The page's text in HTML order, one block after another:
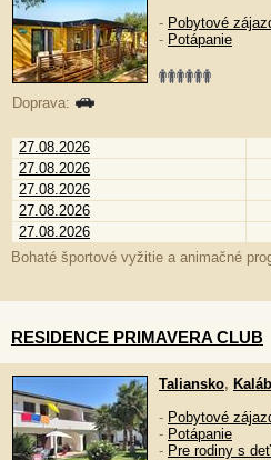
- Pobytové
- Potápanie
Doprava:
27.08.2026
27.08.2026
27.08.2026
27.08.2026
27.08.2026
Bohaté športové vyžitie a animačné
RESIDENCE PRIMAVERA CLUB
Taliansko,
- Pobytové
- Potápanie
- Pre rodiny s